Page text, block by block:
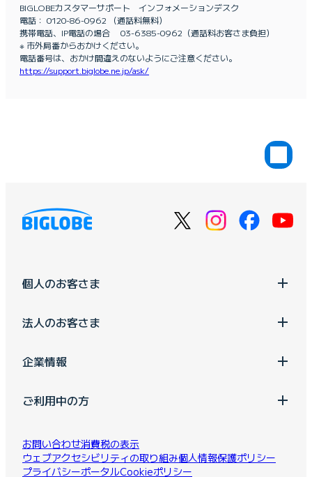
BIGLOBEカスタマーサポート インフォメーションデスク
電話： 0120-86-0962 （通話料無料）
携帯電話、IP電話の場合 03-6385-0962（通話料お客さま負担）
※ 市外局番からおかけください。
電話番号は、おかけ間違えのないようにご注意ください。
https://support.biglobe.ne.jp/ask/
個人のお客さま
法人のお客さま
企業情報
ご利用中の方
お問い合わせ消費税の表示
ウェブアクセシビリティの取り組み個人情報保護ポリシー
プライバシーポータルCookieポリシー